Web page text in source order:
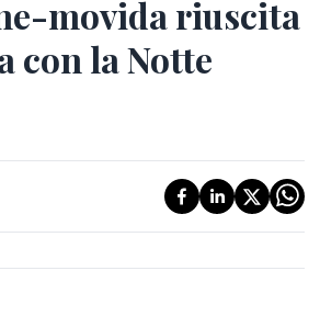
movida riuscita
con la Notte